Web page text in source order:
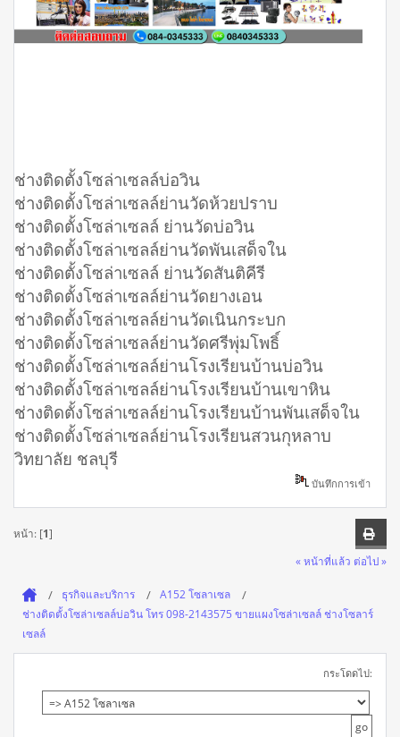
ช่างติดตั้งโซล่าเซลล์บ่อวิน
ช่างติดตั้งโซล่าเซลล์ย่านวัดห้วยปราบ
ช่างติดตั้งโซล่าเซลล์ ย่านวัดบ่อวิน
ช่างติดตั้งโซล่าเซลล์ย่านวัดพันเสด็จใน
ช่างติดตั้งโซล่าเซลล์ ย่านวัดสันติคีรี
ช่างติดตั้งโซล่าเซลล์ย่านวัดยางเอน
ช่างติดตั้งโซล่าเซลล์ย่านวัดเนินกระบก
ช่างติดตั้งโซล่าเซลล์ย่านวัดศรีพุ่มโพธิ์
ช่างติดตั้งโซล่าเซลล์ย่านโรงเรียนบ้านบ่อวิน
ช่างติดตั้งโซล่าเซลล์ย่านโรงเรียนบ้านเขาหิน
ช่างติดตั้งโซล่าเซลล์ย่านโรงเรียนบ้านพันเสด็จใน
ช่างติดตั้งโซล่าเซลล์ย่านโรงเรียนสวนกุหลาบ
วิทยาลัย ชลบุรี
บันทึกการเข้า
หน้า: [1]
« หน้าที่แล้ว ต่อไป »
ธุรกิจและบริการ
A152 โซลาเซล
ช่างติดตั้งโซล่าเซลล์บ่อวิน โทร 098-2143575 ขายแผงโซล่าเซลล์ ช่างโซลาร์
เซลล์
กระโดดไป: